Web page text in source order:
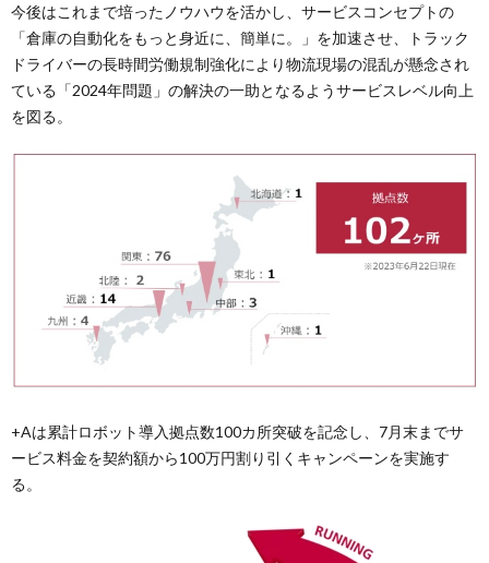
今後はこれまで培ったノウハウを活かし、サービスコンセプトの
「倉庫の自動化をもっと身近に、簡単に。」を加速させ、トラック
ドライバーの長時間労働規制強化により物流現場の混乱が懸念され
ている「2024年問題」の解決の一助となるようサービスレベル向上
を図る。
+Aは累計ロボット導入拠点数100カ所突破を記念し、7月末までサ
ービス料金を契約額から100万円割り引くキャンペーンを実施す
る。